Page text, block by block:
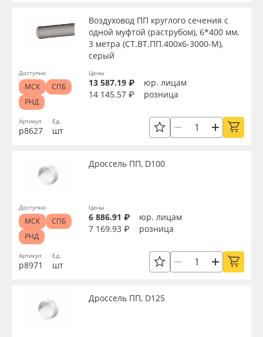
Артикул
р8627
Воздуховод ПП круглого сечения с
одной муфтой (раструбом), 6*400 мм,
3 метра (СТ.ВТ.ПП.400х6-3000-М),
серый
Ед.
шт
Цены
13 587.19 ₽
юр. лицам
14 145.57 ₽
розница
Доступно
МСК
СПБ
РНД
Артикул
р8971
Дроссель ПП, D100
Ед.
шт
Цены
6 886.91 ₽
юр. лицам
7 169.93 ₽
розница
Доступно
МСК
СПБ
РНД
Дроссель ПП, D125